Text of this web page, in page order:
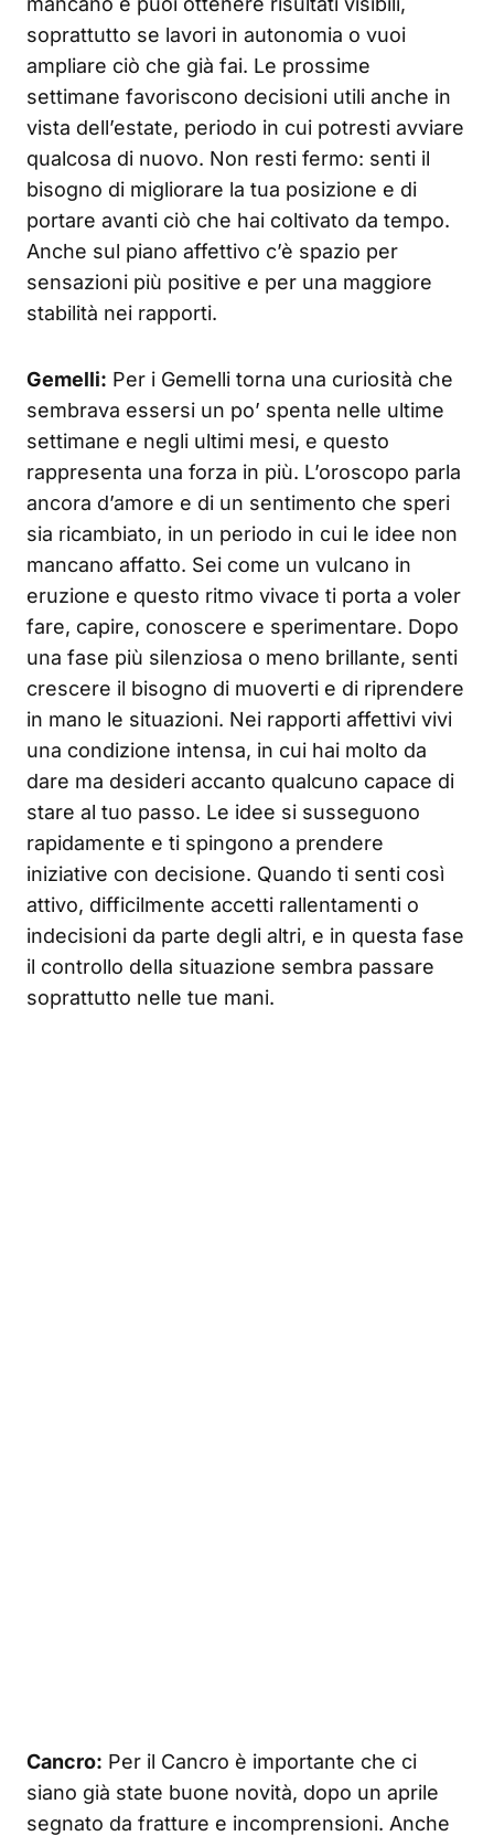
soprattutto se lavori in autonomia o vuoi
ampliare ciò che già fai. Le prossime
settimane favoriscono decisioni utili anche in
vista dell’estate, periodo in cui potresti avviare
qualcosa di nuovo. Non resti fermo: senti il
bisogno di migliorare la tua posizione e di
portare avanti ciò che hai coltivato da tempo.
Anche sul piano affettivo c’è spazio per
sensazioni più positive e per una maggiore
stabilità nei rapporti.
Gemelli: Per i Gemelli torna una curiosità che
sembrava essersi un po’ spenta nelle ultime
settimane e negli ultimi mesi, e questo
rappresenta una forza in più. L’oroscopo parla
ancora d’amore e di un sentimento che speri
sia ricambiato, in un periodo in cui le idee non
mancano affatto. Sei come un vulcano in
eruzione e questo ritmo vivace ti porta a voler
fare, capire, conoscere e sperimentare. Dopo
una fase più silenziosa o meno brillante, senti
crescere il bisogno di muoverti e di riprendere
in mano le situazioni. Nei rapporti affettivi vivi
una condizione intensa, in cui hai molto da
dare ma desideri accanto qualcuno capace di
stare al tuo passo. Le idee si susseguono
rapidamente e ti spingono a prendere
iniziative con decisione. Quando ti senti così
attivo, difficilmente accetti rallentamenti o
indecisioni da parte degli altri, e in questa fase
il controllo della situazione sembra passare
soprattutto nelle tue mani.
Cancro: Per il Cancro è importante che ci
siano già state buone novità, dopo un aprile
segnato da fratture e incomprensioni. Anche